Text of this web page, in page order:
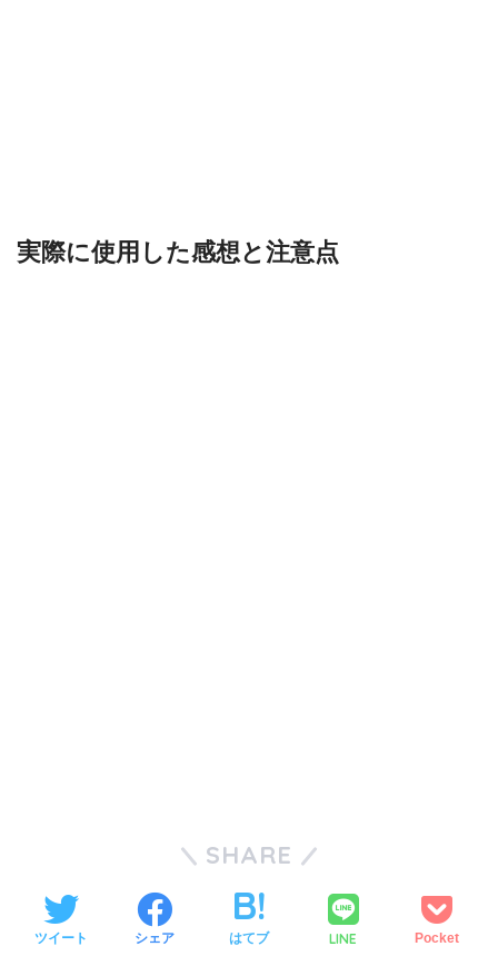
実際に使用した感想と注意点
SHARE
ツイート シェア はてブ LINE Pocket